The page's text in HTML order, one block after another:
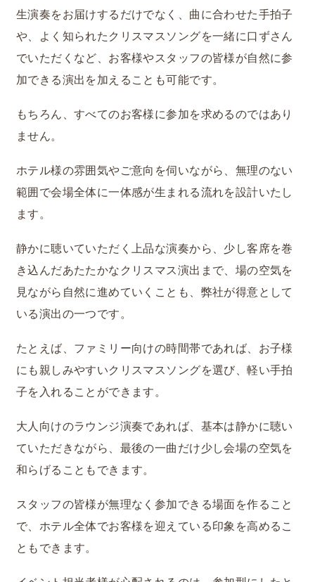
生演奏をお届けするだけでなく、曲に合わせた手拍子
や、よく知られたクリスマスソングを一緒に口ずさん
でいただくなど、お客様やスタッフの皆様が自然に参
加できる演出を加えることも可能です。
もちろん、すべてのお客様に参加を求めるのではあり
ません。
ホテル様の雰囲気やご意向を伺いながら、無理のない
範囲で会場全体に一体感が生まれる流れを設計いたし
ます。
静かに聴いていただく上品な演奏から、少し客席を巻
き込んだあたたかなクリスマス演出まで、場の空気を
見ながら自然に進めていくことも、弊社が得意として
いる演出の一つです。
たとえば、ファミリー向けの時間帯であれば、お子様
にも親しみやすいクリスマスソングを選び、軽い手拍
子を入れることができます。
大人向けのラウンジ演奏であれば、基本は静かに聴い
ていただきながら、最後の一曲だけ少し会場の空気を
和らげることもできます。
スタッフの皆様が無理なく参加できる場面を作ること
で、ホテル全体でお客様を迎えている印象を高めるこ
ともできます。